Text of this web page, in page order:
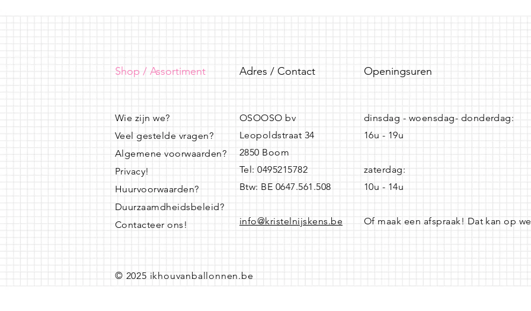
Shop / Assortiment Adres / Contact Openingsuren
Wie zijn we?
Veel gestelde vragen?
Algemene voorwaarden?
Privacy!
Huurvoorwaarden?
Duurzaamdheidsbeleid?
Contacteer ons!
OSOOSO bv
Leopoldstraat 34
2850 Boom
Tel: 0495215782
Btw: BE 0647.561.508
info@kristelnijskens.be
dinsdag - woensdag- donderdag:
16u - 19u
zaterdag:
10u - 14u
Of maak een afspraak! Dat kan op
© 2025 ikhouvanballonnen.be